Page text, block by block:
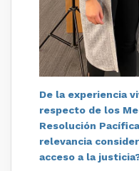
De la experiencia
respecto de los
Resolución
relevancia
acceso a la